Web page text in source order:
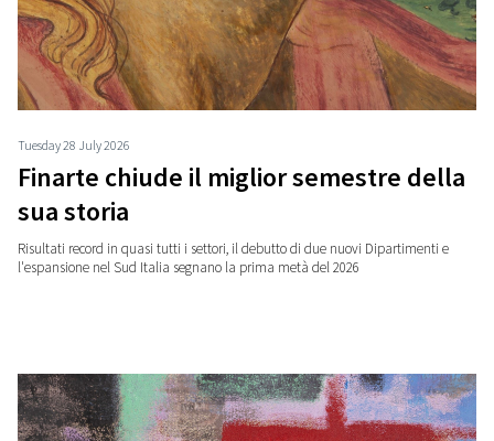
Tuesday 28 July 2026
Finarte chiude il miglior semestre della
sua storia
Risultati record in quasi tutti i settori, il debutto di due nuovi Dipartimenti e
l'espansione nel Sud Italia segnano la prima metà del 2026